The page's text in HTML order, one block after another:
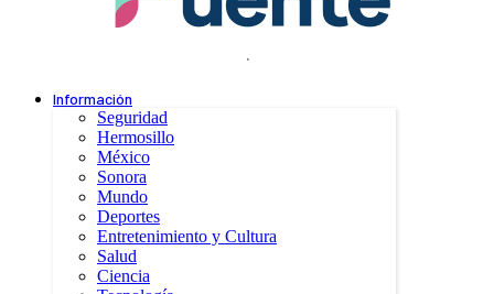
.
Información
Seguridad
Hermosillo
México
Sonora
Mundo
Deportes
Entretenimiento y Cultura
Salud
Ciencia